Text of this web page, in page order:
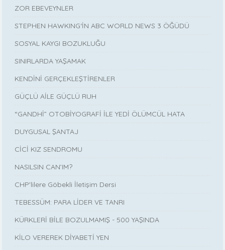
ZOR EBEVEYNLER
STEPHEN HAWKING‘İN ABC WORLD NEWS 3 ÖĞÜDÜ
SOSYAL KAYGI BOZUKLUĞU
SINIRLARDA YAŞAMAK
KENDİNİ GERÇEKLEŞTİRENLER
GÜÇLÜ AİLE GÜÇLÜ RUH
“GANDHİ” OTOBİYOGRAFİ İLE YEDİ ÖLÜMCÜL HATA
DUYGUSAL ŞANTAJ
CİCİ KIZ SENDROMU
NASILSIN CAN’IM?
CHP'lilere Göbekli İletişim Dersi
TEBESSÜM: PARA LİDER VE TANRI
KÜRKLERİ BİLE BOZULMAMIŞ - 500 YAŞINDA
KİLO VEREREK DİYABETİ YEN